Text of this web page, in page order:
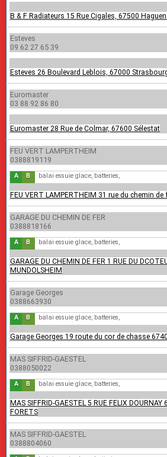
B & F Radiateurs 15 Rue Cigales, 67500
Esteves
09 62 27 65 39
Esteves 26 Boulevard Leblois, 67000
Euromaster
03 88 92 86 80
Euromaster 28 Rue de Colmar, 67600 Sélestat
FEU VERT LAMPERTHEIM
0388819119
A accessoires automobiles, amortisseurs,
B balai essuie glace, batteries,
FEU VERT LAMPERTHEIM 31 rue du chemin
GARAGE DU CHEMIN DE FER
0388818166
A amortisseurs,
B balai essuie glace, batteries,
GARAGE DU CHEMIN DE FER 1 RUE DU
MUNDOLSHEIM
Garage Georges
0388663930
A accessoires automobiles, amortisseurs,
B balai essuie glace, batteries,
Garage Georges 19 route du cor de chasse
MAS SIFFRID-GAESTEL
0388050022
A accessoires automobiles, amortisseurs,
B balai essuie glace, batteries,
MAS SIFFRID-GAESTEL 5 RUE FELIX DOURNAY
FORETS
MAS SIFFRID-GAESTEL
0388804060